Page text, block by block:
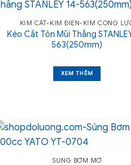
KÌM CẮT-KÌM ĐIỆN-KÌM CỘNG
Kéo Cắt Tôn Mũi Thẳng
563(250mm)
XEM THÊM
SÚNG BƠM MỠ